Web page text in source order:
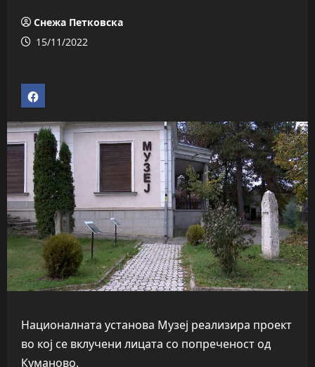
Снежа Петковска
15/11/2022
Националната установа Музеј реализира проект
во кој се вклучени лицата со попреченост од
Куманово.